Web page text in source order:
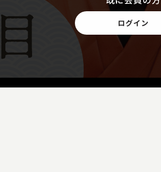
ログイン